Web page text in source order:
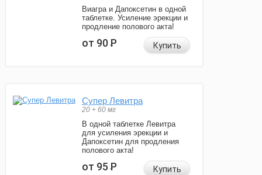
Виагра и Дапоксетин в одной
таблетке. Усиление эрекции и
продление полового акта!
от 90Р Купить
Супер Левитра
20 + 60 мг
В одной таблетке Левитра
для усиления эрекции и
Дапоксетин для продления
полового акта!
от 95Р Купить